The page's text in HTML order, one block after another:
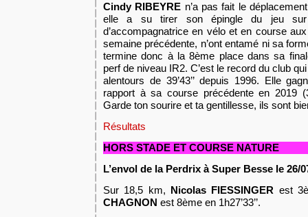
Cindy RIBEYRE n’a pas fait le
elle a su tirer son épingle du jeu
d’accompagnatrice en vélo et en course
semaine précédente, n’ont entamé ni sa
termine donc à la 8ème place dans sa
perf de niveau IR2. C’est le record du club
alentours de 39’43’’depuis 1996. Elle
rapport à sa course précédente en 2019
Garde ton sourire et ta gentillesse, ils sont
Résultats
HORS STADE ET COURSE NATURE
L’envol de la Perdrix à Super Besse le 26/
Sur 18,5 km, Nicolas FIESSINGER est
CHAGNON est 8ème en 1h27’33’’.